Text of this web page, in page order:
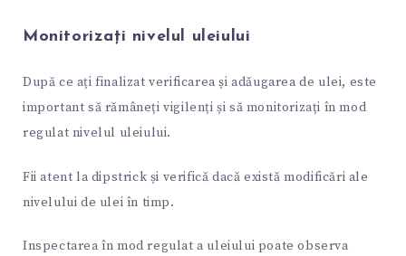
Monitorizați nivelul uleiului
După ce ați finalizat verificarea și adăugarea de ulei, este
important să rămâneți vigilenți și să monitorizați în mod
regulat nivelul uleiului.
Fii atent la dipstrick și verifică dacă există modificări ale
nivelului de ulei în timp.
Inspectarea în mod regulat a uleiului poate observa